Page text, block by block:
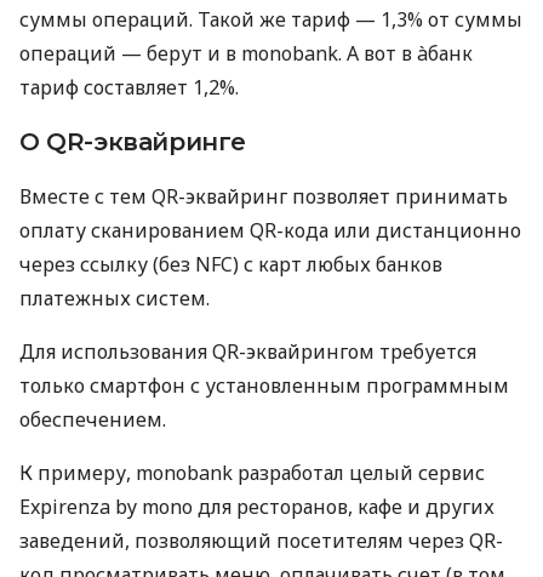
суммы операций. Такой же тариф — 1,3% от суммы
операций — берут и в monobank. А вот в àбанк
тариф составляет 1,2%.
О QR-эквайринге
Вместе с тем QR-эквайринг позволяет принимать
оплату сканированием QR-кода или дистанционно
через ссылку (без NFC) с карт любых банков
платежных систем.
Для использования QR-эквайрингом требуется
только смартфон с установленным программным
обеспечением.
К примеру, monobank разработал целый сервис
Expirenza by mono для ресторанов, кафе и других
заведений, позволяющий посетителям через QR-